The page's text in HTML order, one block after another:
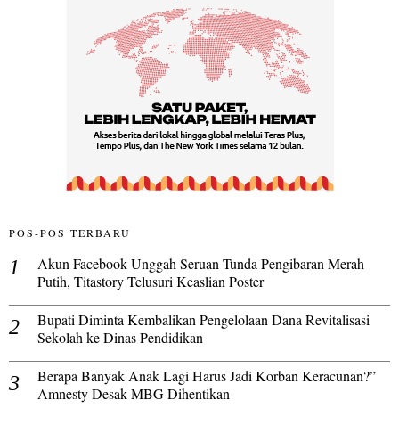
POS-POS TERBARU
Akun Facebook Unggah Seruan Tunda Pengibaran Merah
Putih, Titastory Telusuri Keaslian Poster
Bupati Diminta Kembalikan Pengelolaan Dana Revitalisasi
Sekolah ke Dinas Pendidikan
Berapa Banyak Anak Lagi Harus Jadi Korban Keracunan?”
Amnesty Desak MBG Dihentikan